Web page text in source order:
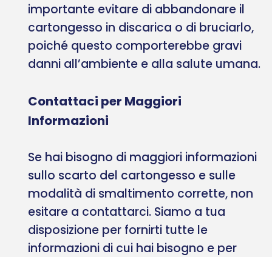
importante evitare di abbandonare il
cartongesso in discarica o di bruciarlo,
poiché questo comporterebbe gravi
danni all’ambiente e alla salute umana.
Contattaci per Maggiori
Informazioni
Se hai bisogno di maggiori informazioni
sullo scarto del cartongesso e sulle
modalità di smaltimento corrette, non
esitare a contattarci. Siamo a tua
disposizione per fornirti tutte le
informazioni di cui hai bisogno e per